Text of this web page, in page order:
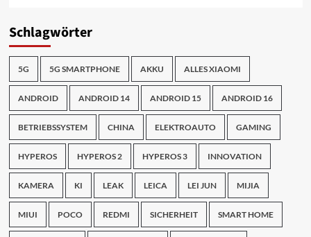
Schlagwörter
5G 5G SMARTPHONE AKKU ALLES XIAOMI
ANDROID ANDROID 14 ANDROID 15 ANDROID 16
BETRIEBSSYSTEM CHINA ELEKTROAUTO GAMING
HYPEROS HYPEROS 2 HYPEROS 3 INNOVATION
KAMERA KI LEAK LEICA LEI JUN MIJIA
MIUI POCO REDMI SICHERHEIT SMART HOME